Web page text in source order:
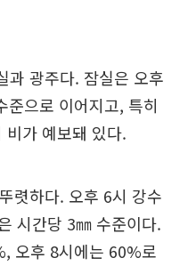
과 광주다. 잠실은 오후
으로 이어지고, 특히
가 예보돼 있다.
렷하다. 오후 6시 강수
시간당 3㎜ 수준이다.
오후 8시에는 60%로